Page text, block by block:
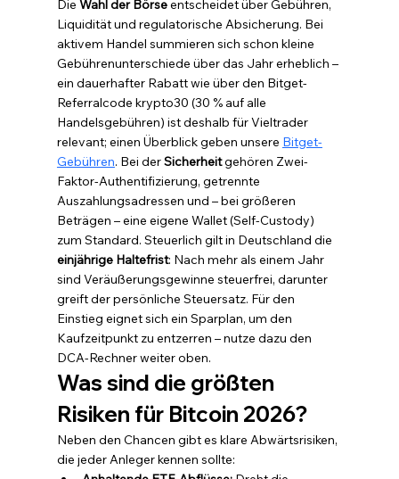
Die Wahl der Börse entscheidet über Gebühren,
Liquidität und regulatorische Absicherung. Bei
aktivem Handel summieren sich schon kleine
Gebührenunterschiede über das Jahr erheblich –
ein dauerhafter Rabatt wie über den Bitget-
Referralcode krypto30 (30 % auf alle
Handelsgebühren) ist deshalb für Vieltrader
relevant; einen Überblick geben unsere Bitget-
Gebühren. Bei der Sicherheit gehören Zwei-
Faktor-Authentifizierung, getrennte
Auszahlungsadressen und – bei größeren
Beträgen – eine eigene Wallet (Self-Custody)
zum Standard. Steuerlich gilt in Deutschland die
einjährige Haltefrist: Nach mehr als einem Jahr
sind Veräußerungsgewinne steuerfrei, darunter
greift der persönliche Steuersatz. Für den
Einstieg eignet sich ein Sparplan, um den
Kaufzeitpunkt zu entzerren – nutze dazu den
DCA-Rechner weiter oben.
Was sind die größten
Risiken für Bitcoin 2026?
Neben den Chancen gibt es klare Abwärtsrisiken,
die jeder Anleger kennen sollte: